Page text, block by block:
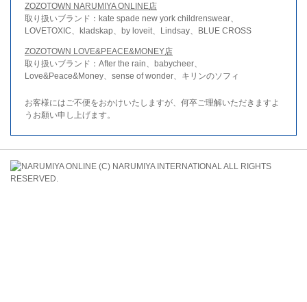
ZOZOTOWN NARUMIYA ONLINE店
取り扱いブランド：kate spade new york childrenswear、
LOVETOXIC、kladskap、by loveit、Lindsay、BLUE CROSS
ZOZOTOWN LOVE&PEACE&MONEY店
取り扱いブランド：After the rain、babycheer、
Love&Peace&Money、sense of wonder、キリンのソフィ
お客様にはご不便をおかけいたしますが、何卒ご理解いただきますよ
うお願い申し上げます。